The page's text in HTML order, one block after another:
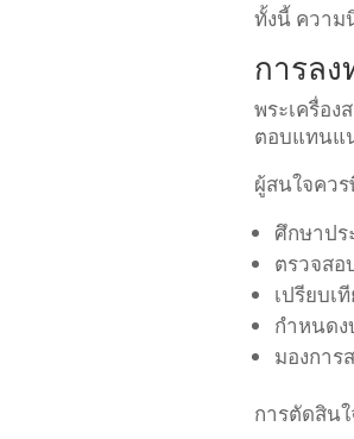
ทั้งนี้ ความ
การล
พระเครื่อ
ตอบแทนแ
ผู้สนใจคว
ศึกษาปร
ตรวจสอ
เปรียบเ
กำหนด
มองการ
การตัดสิน